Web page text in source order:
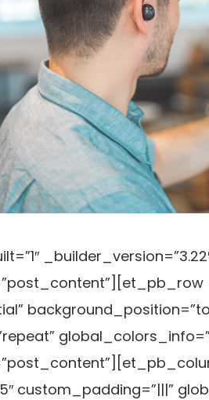
custom_padding=”|||”